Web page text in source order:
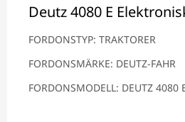
Deutz 4080 E
FORDONSTYP: TRAKTORER
FORDONSMÄRKE: DEUTZ-FAHR
FORDONSMODELL: DEUTZ 4080